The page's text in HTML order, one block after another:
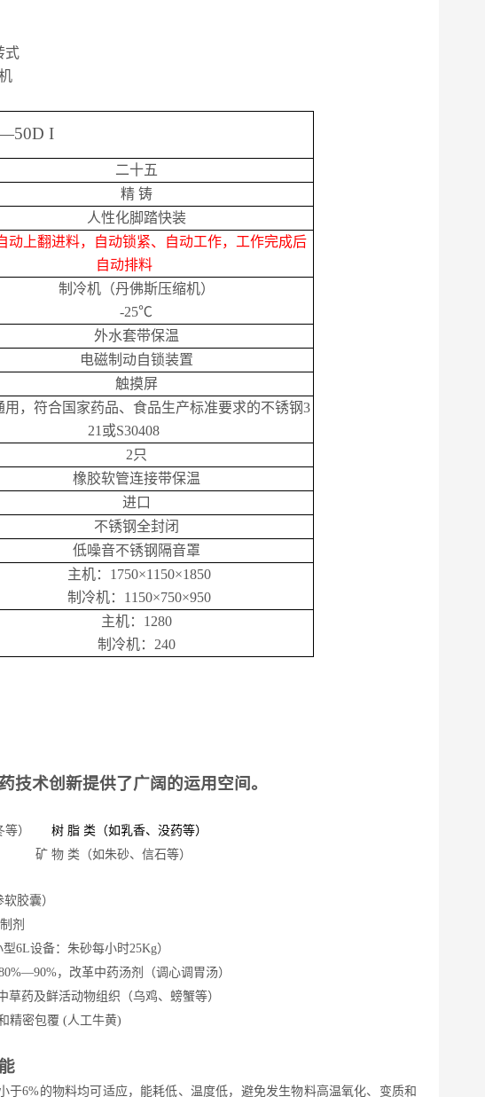
式
50D I
二十五
精 铸
人性化脚踏快装
动上翻进料，自动锁紧、自动工作，工作完成后
自动排料
制冷机（丹佛斯压缩机）
-25℃
外水套带保温
电磁制动自锁装置
触摸屏
用，符合国家药品、食品生产标准要求的不锈钢3
21 或S30408
2只
橡胶软管连接带保温
进口
不锈钢全封闭
低噪音不锈钢隔音罩
主机： 1750×1150×1850
制冷机： 11 50×750×950
主机： 1280
制冷机： 240
技术创新提供了广阔的运用空间。
等） 树 脂 类（如乳香、没药等）
矿 物 类（如朱砂、信石等）
软胶囊）
剂
型6L设备：朱砂每小时25Kg）
—90%，改革中药汤剂（调心调胃汤）
草药及鲜活动物组织（乌鸡、螃蟹等）
精密包覆 (人工牛黄)
于6%的物料均可适应，能耗低、温度低，避免发生物料高温氧化、变质和